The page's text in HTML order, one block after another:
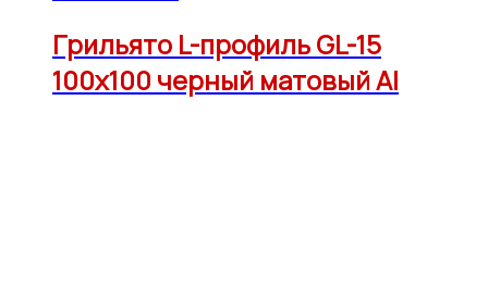
Грильято L-профиль GL-15
100х100 черный матовый Al